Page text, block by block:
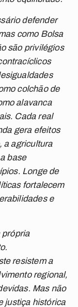
defender
como Bolsa
são privilégios
colchão de
alavanca
Cada real
gera efeitos
a agricultura
base
Longe de
fortalecem
e
própria
resistem a
regional,
Mas não
justiça histórica